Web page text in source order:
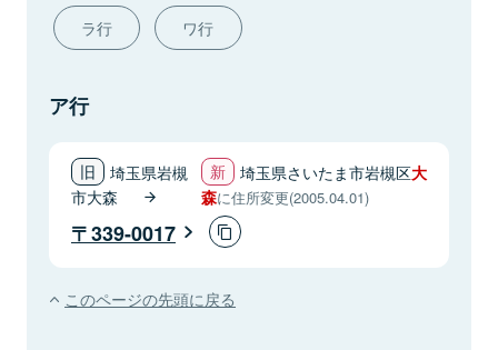
ラ行 ワ行
ア行
埼玉県岩槻
市大森
埼玉県さいたま市岩槻区大
森に住所変更(2005.04.01)
339-0017
このページの先頭に戻る